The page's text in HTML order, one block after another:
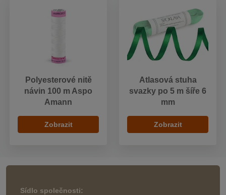
Polyesterové nitě
návin 100 m Aspo
Amann
Zobrazit
Atlasová stuha
svazky po 5 m šíře 6
mm
Zobrazit
Sídlo společnosti: